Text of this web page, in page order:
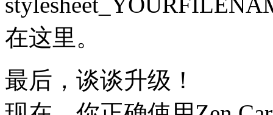
在这里。
最后，谈谈升级！